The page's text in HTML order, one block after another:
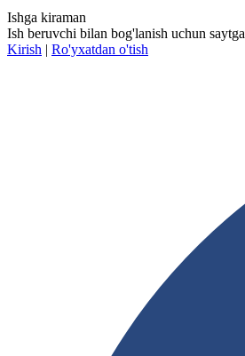
Ishga kiraman
Ish beruvchi bilan bog'lanish uchun saytga
Kirish | Ro'yxatdan o'tish